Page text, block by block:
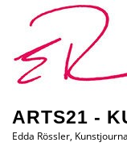
ARTS21 -
Edda Rössler,